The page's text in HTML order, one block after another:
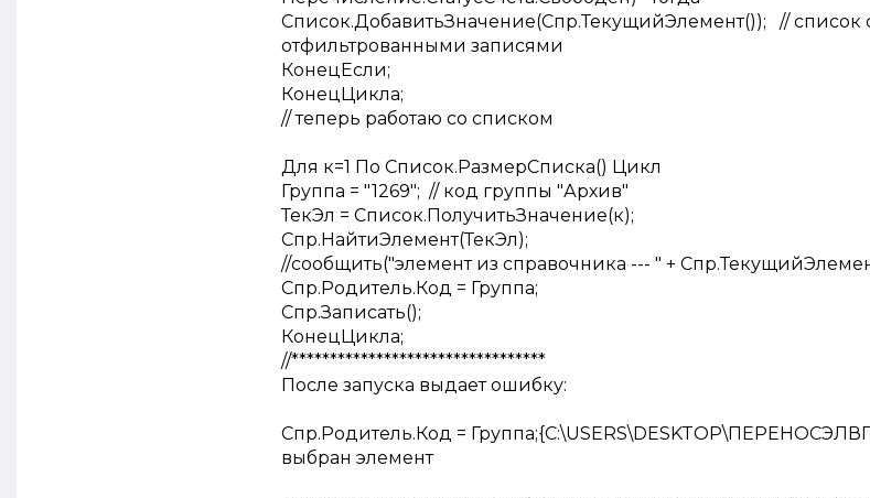
Список.ДобавитьЗначение(Спр.ТекущийЭлемент()); // список
отфильтрованными записями
КонецЕсли;
КонецЦикла;
// теперь работаю со списком
Для к=1 По Список.РазмерСписка() Цикл
Группа = "1269"; // код группы "Архив"
ТекЭл = Список.ПолучитьЗначение(к);
Спр.НайтиЭлемент(ТекЭл);
//сообщить("элемент из справочника --- " +
Спр.Родитель.Код = Группа;
Спр.Записать();
КонецЦикла;
//*********************************
После запуска выдает ошибку:
Спр.Родитель.Код =
выбран элемент